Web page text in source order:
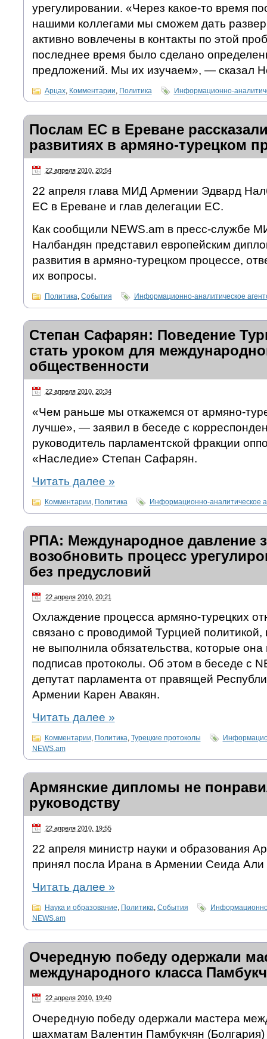
урегулировании. «Через какое-то время
нашими коллегами мы сможем дать
активно вовлечены в контакты по этой
последнее время было сделано
предложений. Мы их изучаем», — сказал
Арцах, Комментарии, Политика Информационно-
Послам ЕС в Ереване
развитиях в армяно-турецком
22 апреля 2010, 20:54
22 апреля глава МИД Армении Эдвард
ЕС в Ереване и глав делегации ЕС.
Как сообщили NEWS.am в пресс-службе
Налбандян представил европейским
развития в армяно-турецком процессе,
их вопросы.
Политика, События Информационно-аналитическое
Степан Сафарян: Поведение
стать уроком для
общественности
22 апреля 2010, 20:34
«Чем раньше мы откажемся от армяно-
лучше», — заявил в беседе с
руководитель парламентской фракции
«Наследие» Степан Сафарян.
Читать далее »
Комментарии Политика Информационно-аналитическое
РПА: Международное давление
возобновить процесс
без предусловий
22 апреля 2010, 20:21
Охлаждение процесса армяно-турецких
связано с проводимой Турцией политикой,
не выполнила обязательства, которые она
подписав протоколы. Об этом в беседе с
депутат парламента от правящей
Армении Карен Авакян.
Читать далее »
Комментарии, Политика, Турецкие протоколы
NEWS.am
Армянские дипломы не
руководству
22 апреля 2010, 19:55
22 апреля министр науки и образования
принял посла Ирана в Армении Сеида Али
Читать далее »
Наука и образование, Политика, События
NEWS.am
Очередную победу одержали
международного класса
22 апреля 2010, 19:40
Очередную победу одержали мастера
шахматам Валентин Памбукчян (Болгария)